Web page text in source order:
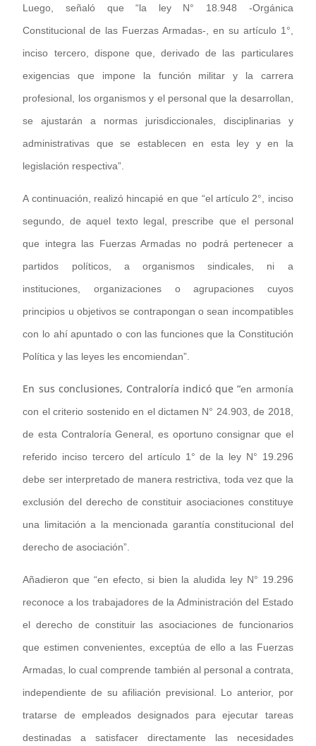
Luego, señaló que “la ley N° 18.948 -Orgánica
Constitucional de las Fuerzas Armadas-, en su artículo 1°,
inciso tercero, dispone que, derivado de las particulares
exigencias que impone la función militar y la carrera
profesional, los organismos y el personal que la desarrollan,
se ajustarán a normas jurisdiccionales, disciplinarias y
administrativas que se establecen en esta ley y en la
legislación respectiva”.
A continuación, realizó hincapié en que “el artículo 2°, inciso
segundo, de aquel texto legal, prescribe que el personal
que integra las Fuerzas Armadas no podrá pertenecer a
partidos políticos, a organismos sindicales, ni a
instituciones, organizaciones o agrupaciones cuyos
principios u objetivos se contrapongan o sean incompatibles
con lo ahí apuntado o con las funciones que la Constitución
Política y las leyes les encomiendan”.
En sus conclusiones, Contraloría indicó que “en armonía
con el criterio sostenido en el dictamen N° 24.903, de 2018,
de esta Contraloría General, es oportuno consignar que el
referido inciso tercero del artículo 1° de la ley N° 19.296
debe ser interpretado de manera restrictiva, toda vez que la
exclusión del derecho de constituir asociaciones constituye
una limitación a la mencionada garantía constitucional del
derecho de asociación”.
Añadieron que “en efecto, si bien la aludida ley N° 19.296
reconoce a los trabajadores de la Administración del Estado
el derecho de constituir las asociaciones de funcionarios
que estimen convenientes, exceptúa de ello a las Fuerzas
Armadas, lo cual comprende también al personal a contrata,
independiente de su afiliación previsional. Lo anterior, por
tratarse de empleados designados para ejecutar tareas
destinadas a satisfacer directamente las necesidades